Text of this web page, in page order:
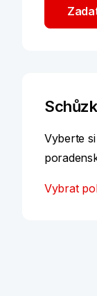
Vyberte
Vybrat